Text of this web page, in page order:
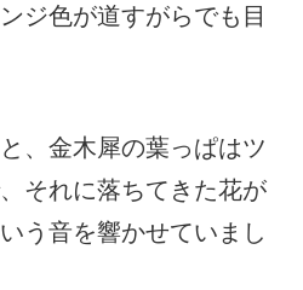
ジ色が道すがらでも目
、金木犀の葉っぱはツ
それに落ちてきた花が
う音を響かせていまし